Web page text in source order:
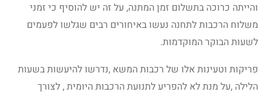
והייתה כרוכה בתשלום זמן המתנה, על זה יש להוסיף כי זמני
משלוח הרכבות לתחנה נעשו באיחורים רבים שגלשו לפעמים
לשעות הבוקר המוקדמות.
פריקות וטעינות אלו של רכבות המשא ,נדרשו להיעשות בשעות
הלילה ,על מנת לא להפריע לתנועת הרכבות היומית , לצורך